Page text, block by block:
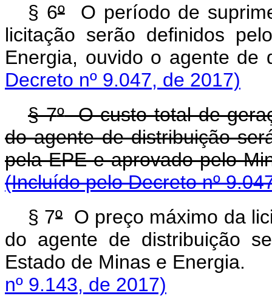
§ 6ºO período de
licitação serão definidos
Energia, ouvido o
Decreto nº 9.047, de 2017)
§ 7ºO custo total de
do agente de distribuição
pela EPE e aprovado
(Incluído pelo Decreto nº
§ 7ºO preço máximo da
do agente de distribuição
Estado de Minas e
nº 9.143, de 2017)